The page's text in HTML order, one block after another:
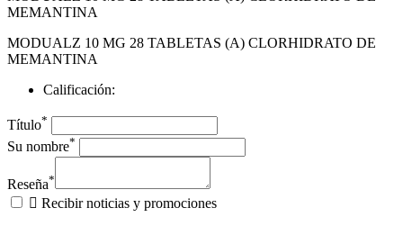
MEMANTINA
MODUALZ 10 MG 28 TABLETAS (A) CLORHIDRATO DE
MEMANTINA
Calificación:
Título*
Su nombre*
Reseña*
 Recibir noticias y promociones